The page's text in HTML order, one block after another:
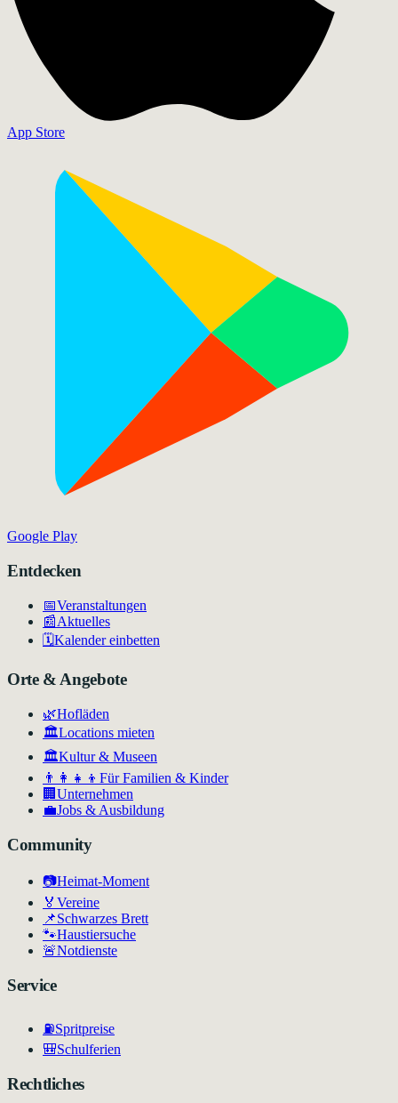
App Store
Google Play
Entdecken
📅Veranstaltungen
📰Aktuelles
🗓️Kalender einbetten
Orte & Angebote
🌿Hofläden
🏛️Locations mieten
🏛Kultur & Museen
👨‍👩‍👧‍👦 Für Familien & Kinder
🏢 Unternehmen
💼Jobs & Ausbildung
Community
📷Heimat-Moment
🏅 Vereine
📌Schwarzes Brett
🐾Haustiersuche
🚨Notdienste
Service
⛽Spritpreise
🎒Schulferien
Rechtliches